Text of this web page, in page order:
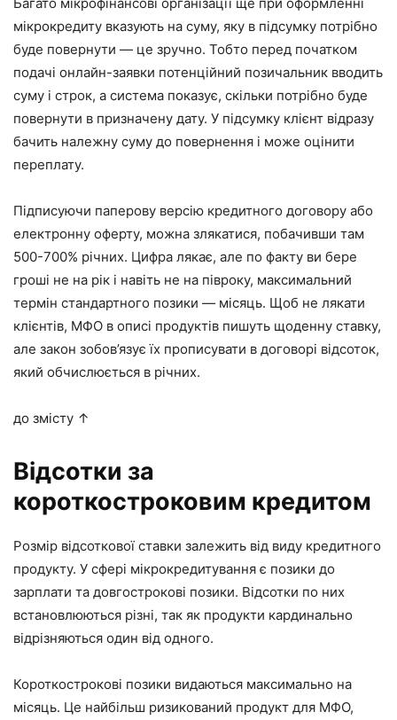
мікрокредиту вказують на суму, яку в підсумку потрібно
буде повернути — це зручно. Тобто перед початком
подачі онлайн-заявки потенційний позичальник вводить
суму і строк, а система показує, скільки потрібно буде
повернути в призначену дату. У підсумку клієнт відразу
бачить належну суму до повернення і може оцінити
переплату.
Підписуючи паперову версію кредитного договору або
електронну оферту, можна злякатися, побачивши там
500-700% річних. Цифра лякає, але по факту ви бере
гроші не на рік і навіть не на півроку, максимальний
термін стандартного позики — місяць. Щоб не лякати
клієнтів, МФО в описі продуктів пишуть щоденну ставку,
але закон зобов’язує їх прописувати в договорі відсоток,
який обчислюється в річних.
до змісту ↑
Відсотки за
короткостроковим кредитом
Розмір відсоткової ставки залежить від виду кредитного
продукту. У сфері мікрокредитування є позики до
зарплати та довгострокові позики. Відсотки по них
встановлюються різні, так як продукти кардинально
відрізняються один від одного.
Короткострокові позики видаються максимально на
місяць. Це найбільш ризикований продукт для МФО,